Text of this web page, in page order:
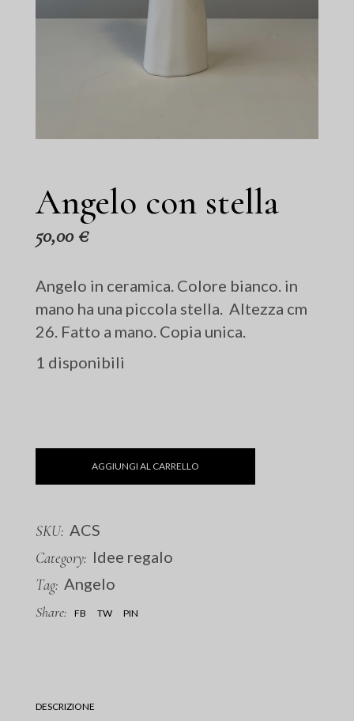
Angelo con stella
50,00 €
Angelo in ceramica. Colore bianco. in
mano ha una piccola stella. Altezza cm
26. Fatto a mano. Copia unica.
1 disponibili
AGGIUNGI AL CARRELLO
SKU: ACS
Category: Idee regalo
Tag: Angelo
Share: FB TW PIN
DESCRIZIONE